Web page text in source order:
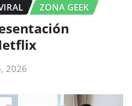
ZONA GEEK
2026